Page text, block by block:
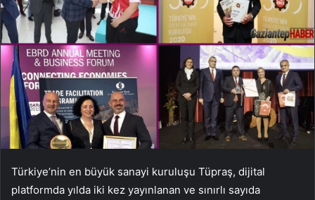
Türkiye’nin en büyük sanayi kuruluşu Tüpraş, dijital
platformda yılda iki kez yayınlanan ve sınırlı sayıda